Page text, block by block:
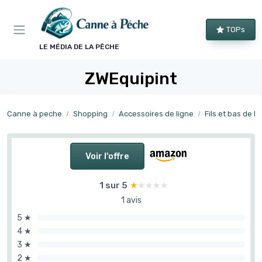
LE MÉDIA DE LA PÊCHE
TOPs
ZWEquipint
Canne à peche Shopping Accessoires de ligne Fils et bas de
Voir l'offre
1 sur 5 ★★★★★
★★★★★
1 avis
5 ★
4 ★
3 ★
2 ★
Panneau de gestion des cookies